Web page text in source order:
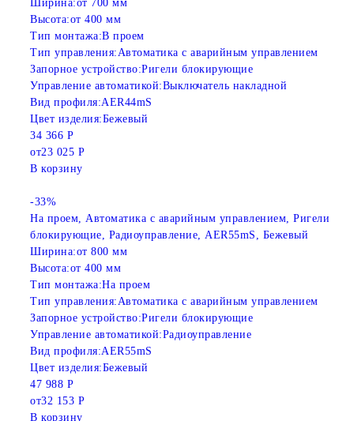
Ширина:от 700 мм
Высота:от 400 мм
Тип монтажа:В проем
Тип управления:Автоматика с аварийным управлением
Запорное устройство:Ригели блокирующие
Управление автоматикой:Выключатель накладной
Вид профиля:AER44mS
Цвет изделия:Бежевый
34 366 Р
от23 025 Р
В корзину
-33%
На проем, Автоматика с аварийным управлением, Ригели
блокирующие, Радиоуправление, AER55mS, Бежевый
Ширина:от 800 мм
Высота:от 400 мм
Тип монтажа:На проем
Тип управления:Автоматика с аварийным управлением
Запорное устройство:Ригели блокирующие
Управление автоматикой:Радиоуправление
Вид профиля:AER55mS
Цвет изделия:Бежевый
47 988 Р
от32 153 Р
В корзину